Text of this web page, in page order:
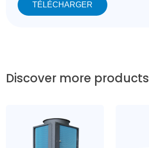
TÉLÉCHARGER
Discover more products